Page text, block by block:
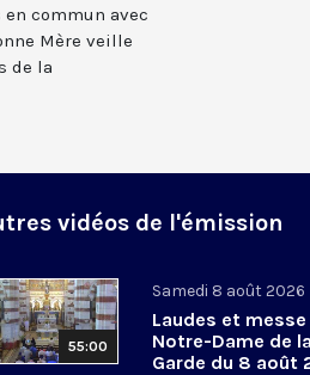
commun avec
Mère veille
de la
vidéos de l'émission
55:00
Samedi 8 août 2026
Laudes et messe
Notre-Dame de la
Garde du 8 août